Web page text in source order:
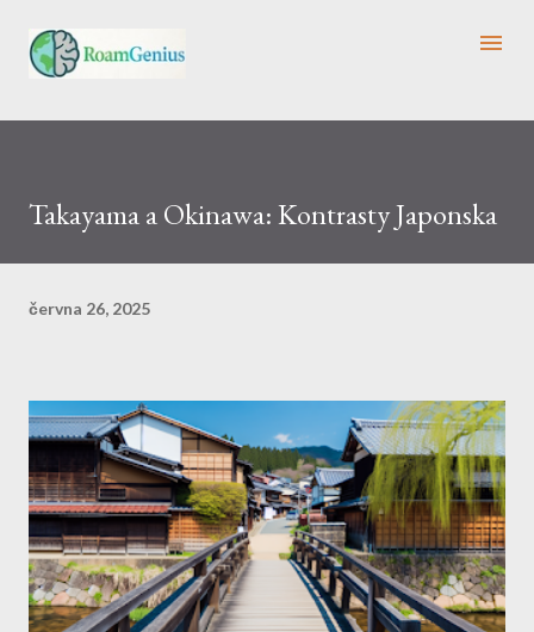
Takayama a Okinawa: Kontrasty Japonska
června 26, 2025